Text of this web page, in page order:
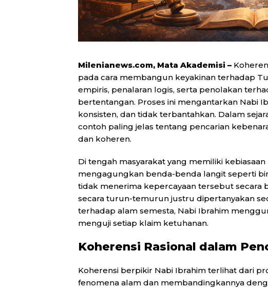
Milenianews.com, Mata Akademisi –
pada cara membangun keyakinan terhadap
empiris, penalaran logis, serta penolakan
bertentangan. Proses ini mengantarkan Nabi
konsisten, dan tidak terbantahkan. Dalam
contoh paling jelas tentang pencarian
dan koheren.
Di tengah masyarakat yang memiliki
mengagungkan benda-benda langit seperti
tidak menerima kepercayaan tersebut secara
secara turun-temurun justru dipertanyakan
terhadap alam semesta, Nabi Ibrahim
menguji setiap klaim ketuhanan.
Koherensi Rasional dalam
Koherensi berpikir Nabi Ibrahim terlihat dari
fenomena alam dan membandingkannya